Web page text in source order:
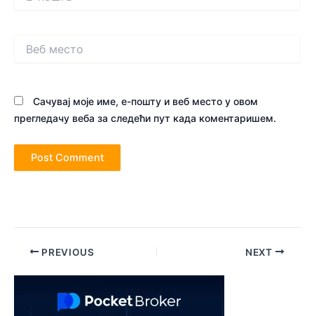
место
Сачувај моје име, е-пошту и веб место у овом
прегледачу веба за следећи пут када коментаришем.
Post PREVIOUS NEXT